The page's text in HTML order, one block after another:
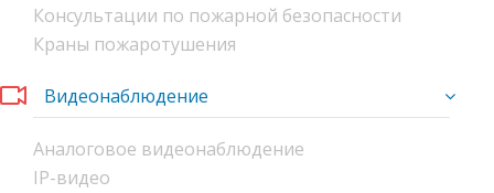
Консультации по пожарной безопасности
Краны пожаротушения
Видеонаблюдение
Аналоговое видеонаблюдение
IP-видео